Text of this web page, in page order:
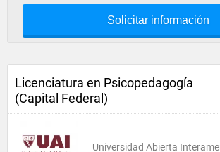
Solicitar información
Licenciatura en Psicopedagogía
(Capital Federal)
Universidad Abierta